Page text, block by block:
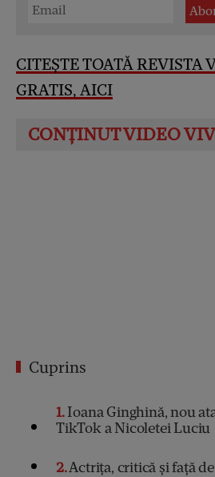
CITEȘTE TOATĂ REVISTA
GRATIS, AICI
Cuprins
1Ioana Ginghină, nou
TikTok a Nicoletei Luciu
2Actrița, critică și față